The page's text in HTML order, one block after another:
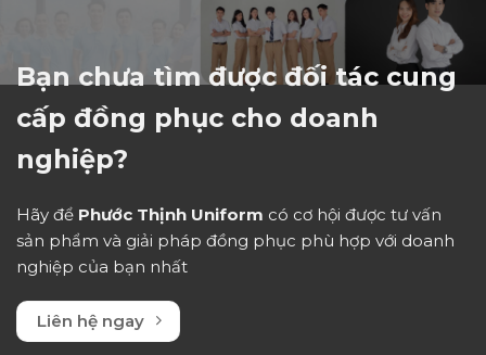
Bạn chưa tìm được đối tác cung
cấp đồng phục cho doanh
nghiệp?
Hãy để Phước Thịnh Uniform có cơ hội được tư vấn
sản phẩm và giải pháp đồng phục phù hợp với doanh
nghiệp của bạn nhất
Liên hệ ngay